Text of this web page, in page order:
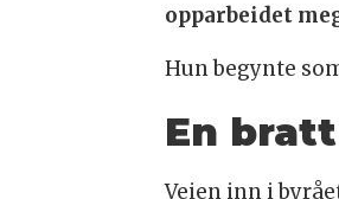
opparbeidet
Hun begynte
En
Veien inn i